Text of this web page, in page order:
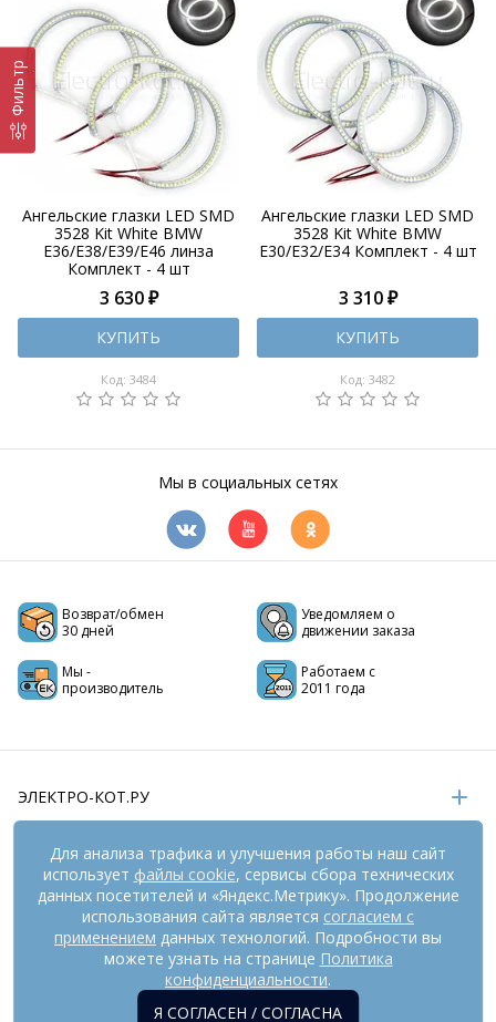
Ангельские глазки LED SMD
3528 Kit White BMW
E36/E38/E39/E46 линза
Комплект - 4 шт
3 630 ₽
КУПИТЬ
Код: 3484
Ангельские глазки LED SMD
3528 Kit White BMW
E30/E32/E34 Комплект - 4 шт
3 310 ₽
КУПИТЬ
Код: 3482
Фильтр
Мы в социальных сетях
Возврат/обмен
30 дней
Уведомляем о
движении заказа
Мы -
производитель
Работаем с
2011 года
ЭЛЕКТРО-КОТ.РУ
ИНФОРМАЦИЯ
РЕКВИЗИТЫ
На информационном ресурсе применяются
рекомендательные технологии (информационные технологии
предоставления информации на основе сбора,
систематизации и анализа сведений, относящихся к
Для анализа трафика и улучшения работы наш сайт
использует файлы cookie, сервисы сбора технических
данных посетителей и «Яндекс.Метрику». Продолжение
использования сайта является согласием с
применением данных технологий. Подробности вы
можете узнать на странице Политика
конфиденциальности.
Я СОГЛАСЕН / СОГЛАСНА